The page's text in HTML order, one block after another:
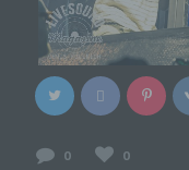
0 0
unserer
zu optimieren, (3)
Funktionsfähigkeit
Technik unserer
sowie (4) um
notwendigen